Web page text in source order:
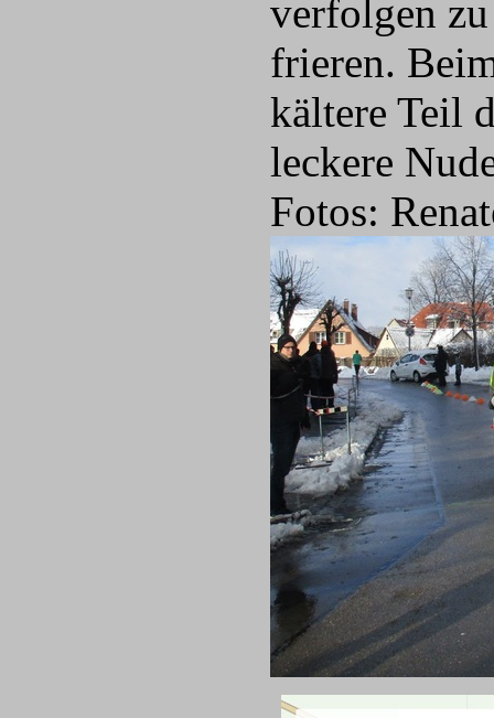
verfolgen
frieren.
kältere Teil
leckere
Fotos: